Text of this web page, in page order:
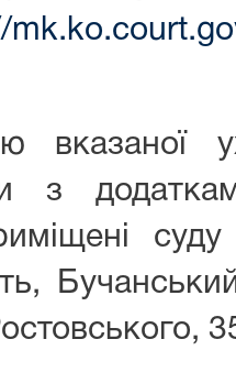
вказаної
з